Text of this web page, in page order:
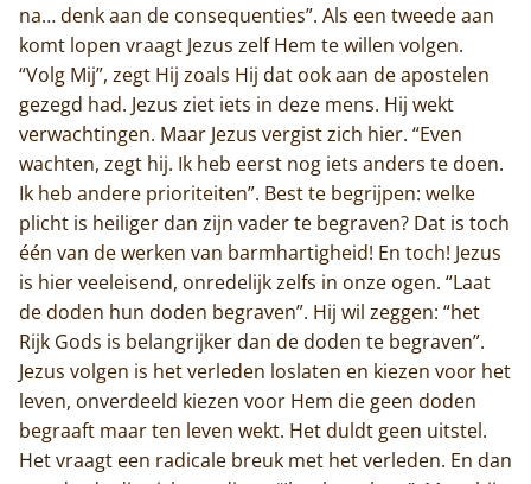
Home
na… denk aan de consequenties”. Als een tweede aan
komt lopen vraagt Jezus zelf Hem te willen volgen.
“Volg Mij”, zegt Hij zoals Hij dat ook aan de apostelen
gezegd had. Jezus ziet iets in deze mens. Hij wekt
verwachtingen. Maar Jezus vergist zich hier. “Even
wachten, zegt hij. Ik heb eerst nog iets anders te doen.
Ik heb andere prioriteiten”. Best te begrijpen: welke
plicht is heiliger dan zijn vader te begraven? Dat is toch
één van de werken van barmhartigheid! En toch! Jezus
is hier veeleisend, onredelijk zelfs in onze ogen. “Laat
de doden hun doden begraven”. Hij wil zeggen: “het
Rijk Gods is belangrijker dan de doden te begraven”.
Jezus volgen is het verleden loslaten en kiezen voor het
leven, onverdeeld kiezen voor Hem die geen doden
begraaft maar ten leven wekt. Het duldt geen uitstel.
Het vraagt een radicale breuk met het verleden. En dan